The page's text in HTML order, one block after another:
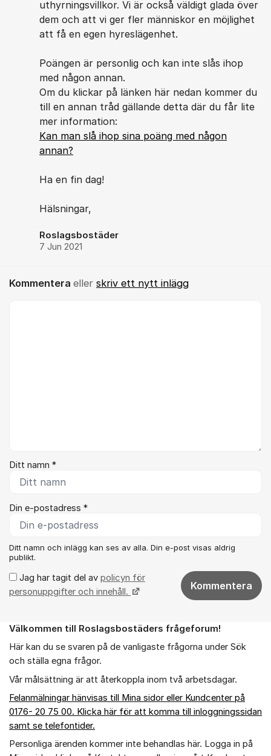
uthyrningsvillkor. Vi är också väldigt glada över
dem och att vi ger fler människor en möjlighet
att få en egen hyreslägenhet.
Poängen är personlig och kan inte slås ihop
med någon annan.
Om du klickar på länken här nedan kommer du
till en annan tråd gällande detta där du får lite
mer information:
Kan man slå ihop sina poäng med någon
annan?
Ha en fin dag!
Hälsningar,
Roslagsbostäder
7 Jun 2021
Kommentera eller skriv ett nytt inlägg
Ditt namn *
Din e-postadress *
Ditt namn och inlägg kan ses av alla. Din e-post visas aldrig
publikt.
Jag har tagit del av policyn för
personuppgifter och innehåll.
Kommentera
Om forumet
Välkommen till Roslagsbostäders frågeforum!
Här kan du se svaren på de vanligaste frågorna under Sök
och ställa egna frågor.
Vår målsättning är att återkoppla inom två arbetsdagar.
Felanmälningar hänvisas till Mina sidor eller Kundcenter på
0176- 20 75 00. Klicka här för att komma till inloggningssidan
samt se telefontider.
Personliga ärenden kommer inte behandlas här. Logga in på